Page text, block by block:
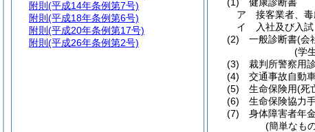
ア
接客業者、
イ
入社及び入
(2)
一般診断書(会
(学
(3)
裁判所警察用
(4)
交通事故自動
(5)
生命保険用(死
(6)
生命保険協力
(7)
身体障害者年
(簡単なも
附則 (平成14年条例第7号)
附則 (平成18年条例第6号)
附則 (平成20年条例第17号)
附則 (平成26年条例第2号)